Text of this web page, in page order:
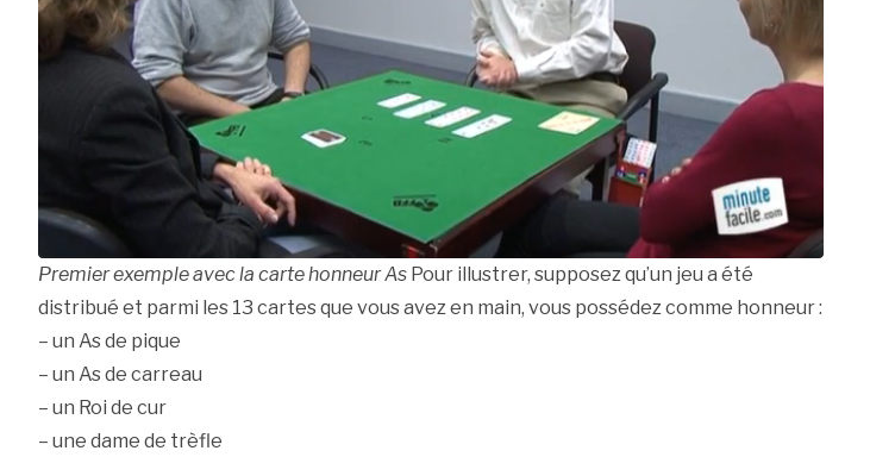
Premier exemple avec la carte honneur AsPour illustrer, supposez qu’un jeu a été
distribué et parmi les 13 cartes que vous avez en main, vous possédez comme honneur :
– un As de pique
– un As de carreau
– un Roi de cur
– une dame de trèfle